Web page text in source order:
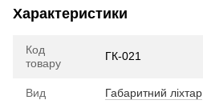
Характеристики
Код
товару
ГК-021
Вид Габаритний ліхтар